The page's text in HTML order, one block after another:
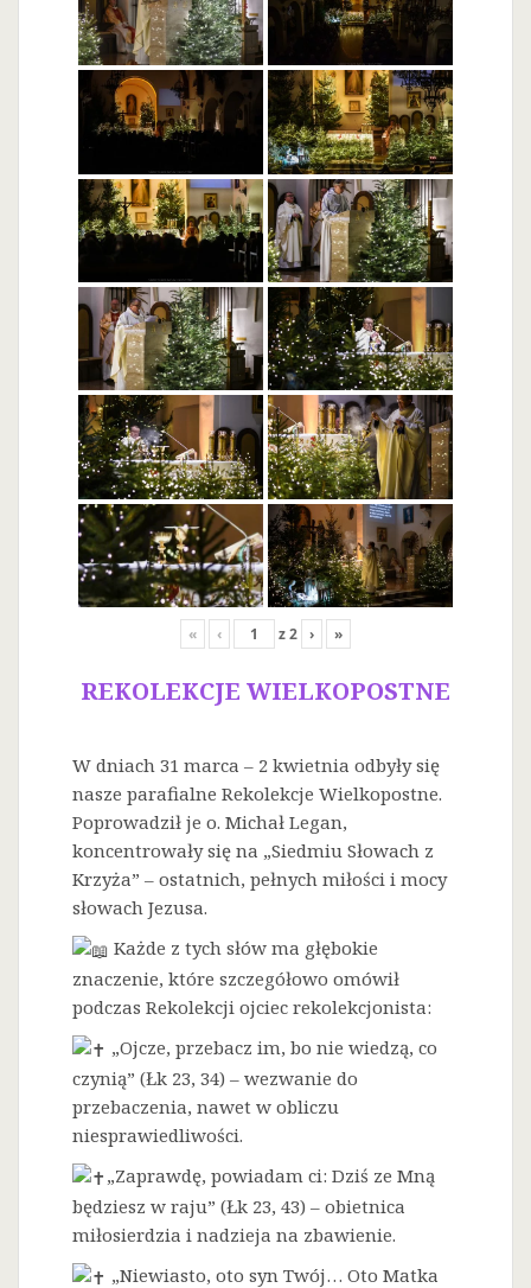
« ‹ z2 › »
REKOLEKCJE WIELKOPOSTNE
W dniach 31 marca – 2 kwietnia odbyły się
nasze parafialne Rekolekcje Wielkopostne.
Poprowadził je o. Michał Legan,
koncentrowały się na „Siedmiu Słowach z
Krzyża” – ostatnich, pełnych miłości i mocy
słowach Jezusa.
Każde z tych słów ma głębokie
znaczenie, które szczegółowo omówił
podczas Rekolekcji ojciec rekolekcjonista:
„Ojcze, przebacz im, bo nie wiedzą, co
czynią” (Łk 23, 34) – wezwanie do
przebaczenia, nawet w obliczu
niesprawiedliwości.
„Zaprawdę, powiadam ci: Dziś ze Mną
będziesz w raju” (Łk 23, 43) – obietnica
miłosierdzia i nadzieja na zbawienie.
„Niewiasto, oto syn Twój… Oto Matka